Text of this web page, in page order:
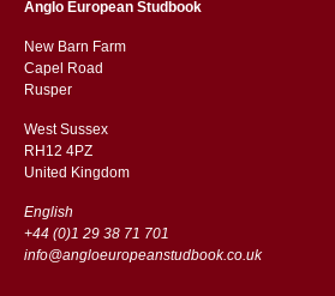
Anglo European Studbook
New Barn Farm
Capel Road
​​Rusper
West Sussex
RH12 4PZ
​​United Kingdom
English
+44 (0)1 29 38 71 701
info@angloeuropeanstudbook.co.uk